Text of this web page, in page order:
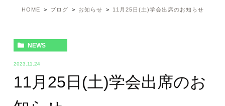
HOME ブログ お知らせ 11月25日(土)学会出席のお知らせ
NEWS
2023.11.24
11月25日(土)学会出席のお